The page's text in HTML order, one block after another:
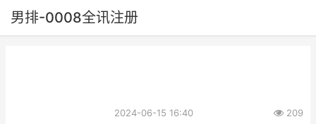
男排-0008全讯注册
2024-06-15 16:40 209